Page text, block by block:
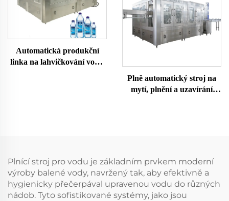
Automatická produkční
linka na lahvičkování vody,
Plně automatický stroj na
mytí, plnění a uzavírání
Plnící stroj pro vodu je základním prvkem moderní
výroby balené vody, navržený tak, aby efektivně a
hygienicky přečerpával upravenou vodu do různých
nádob. Tyto sofistikované systémy, jako jsou